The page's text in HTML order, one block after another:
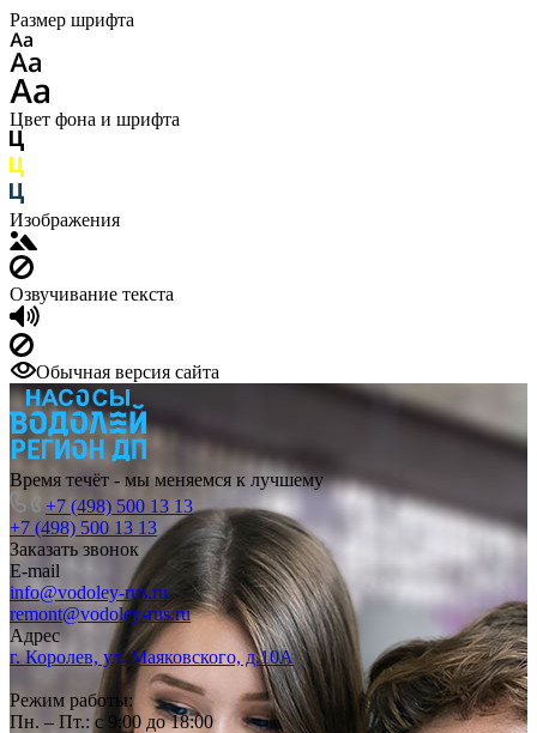
Размер шрифта
Цвет фона и шрифта
Изображения
Озвучивание текста
Обычная версия сайта
Время течёт - мы меняемся к лучшему
+7 (498) 500 13 13
+7 (498) 500 13 13
Заказать звонок
E-mail
info@vodoley-rus.ru
remont@vodoley-rus.ru
Адрес
г. Королев, ул. Маяковского, д.10А
Режим работы:
Пн. – Пт.: с 9:00 до 18:00